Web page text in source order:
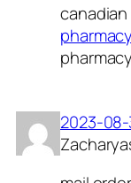
pharmacy
2023-08-